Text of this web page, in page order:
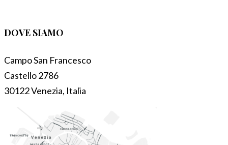
DOVE SIAMO
Campo San Francesco
Castello 2786
30122 Venezia, Italia